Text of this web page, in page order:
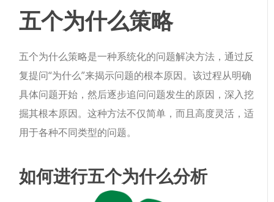
五个为什么策略
五个为什么策略是一种系统化的问题解决方法，通过反
复提问“为什么”来揭示问题的根本原因。该过程从明确
具体问题开始，然后逐步追问问题发生的原因，深入挖
掘其根本原因。这种方法不仅简单，而且高度灵活，适
用于各种不同类型的问题。
如何进行五个为什么分析